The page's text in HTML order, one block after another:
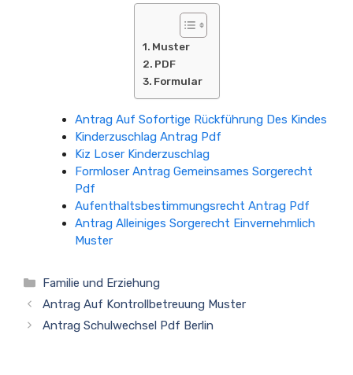
Muster
PDF
Formular
Antrag Auf Sofortige Rückführung Des Kindes
Kinderzuschlag Antrag Pdf
Kiz Loser Kinderzuschlag
Formloser Antrag Gemeinsames Sorgerecht
Pdf
Aufenthaltsbestimmungsrecht Antrag Pdf
Antrag Alleiniges Sorgerecht Einvernehmlich
Muster
Kategorien
Familie und Erziehung
Antrag Auf Kontrollbetreuung Muster
Antrag Schulwechsel Pdf Berlin